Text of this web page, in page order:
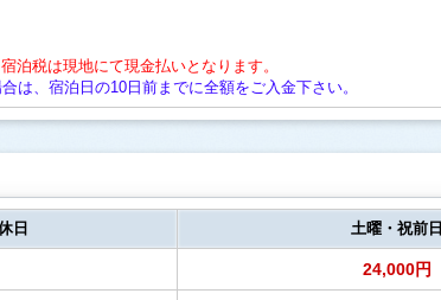
泊税は現地にて現金払いとなります。
、宿泊日の10日前までに全額をご入金下さい。
日 土曜・祝前日
24,000円